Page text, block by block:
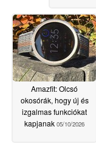
Amazfit: Olcsó
okosórák, hogy új és
izgalmas funkciókat
kapjanak 05/10/2026